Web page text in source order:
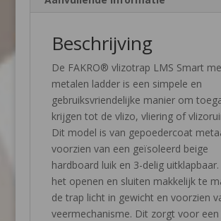
Beschrijving
De FAKRO® vlizotrap LMS Smart
metalen ladder is een simpele en
gebruiksvriendelijke manier om
krijgen tot de vlizo, vliering of
Dit model is van gepoedercoat
voorzien van een geïsoleerd beige
hardboard luik en 3-delig
het openen en sluiten makkelijk te
de trap licht in gewicht en voorzien
veermechanisme. Dit zorgt voor een